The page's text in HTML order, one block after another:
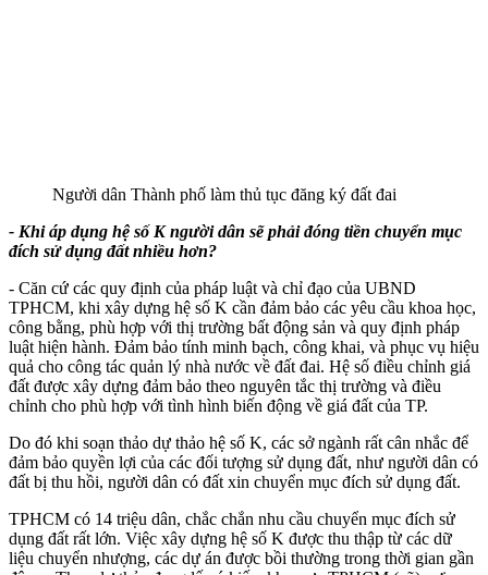
Người dân Thành phố làm thủ tục đăng ký đất đai
- Khi áp dụng hệ số K người dân sẽ phải đóng tiền chuyển mục
đích sử dụng đất nhiều hơn?
- Căn cứ các quy định của pháp luật và chỉ đạo của UBND
TPHCM, khi xây dựng hệ số K cần đảm bảo các yêu cầu khoa học,
công bằng, phù hợp với thị trường bất động sản và quy định pháp
luật hiện hành. Đảm bảo tính minh bạch, công khai, và phục vụ hiệu
quả cho công tác quản lý nhà nước về đất đai. Hệ số điều chỉnh giá
đất được xây dựng đảm bảo theo nguyên tắc thị trường và điều
chỉnh cho phù hợp với tình hình biến động về giá đất của TP.
Do đó khi soạn thảo dự thảo hệ số K, các sở ngành rất cân nhắc để
đảm bảo quyền lợi của các đối tượng sử dụng đất, như người dân có
đất bị thu hồi, người dân có đất xin chuyển mục đích sử dụng đất.
TPHCM có 14 triệu dân, chắc chắn nhu cầu chuyển mục đích sử
dụng đất rất lớn. Việc xây dựng hệ số K được thu thập từ các dữ
liệu chuyển nhượng, các dự án được bồi thường trong thời gian gần